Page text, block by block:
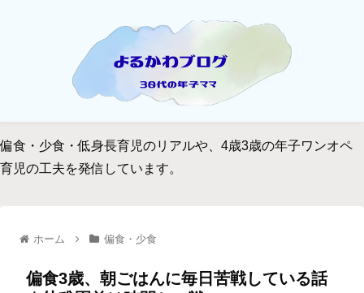
偏食・少食・低身長育児のリアルや、4歳3歳の年子ワンオペ
育児の工夫を発信しています。
ホーム 偏食・少食
偏食3歳、朝ごはんに毎日苦戦している話